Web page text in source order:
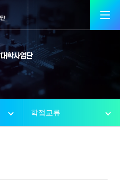
학사업단
학점교류